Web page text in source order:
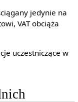
jedynie na
VAT obciąża
uczestniczące w